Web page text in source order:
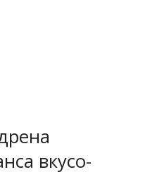
вкусо-